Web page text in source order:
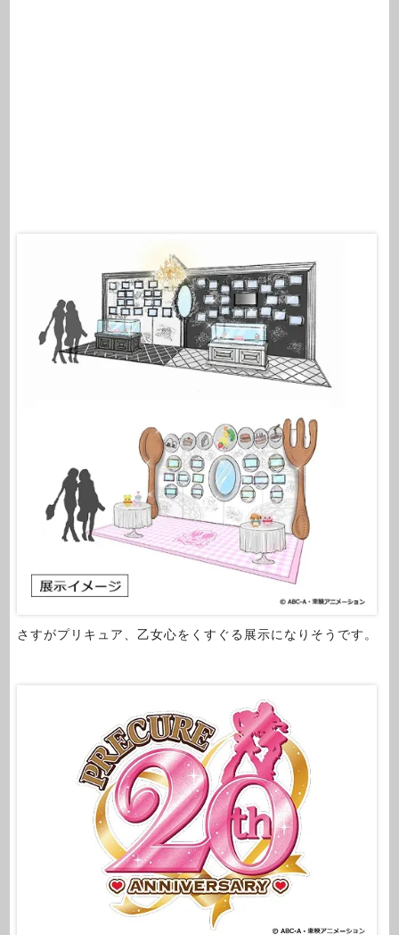
さすがプリキュア、乙女心をくすぐる展示になりそうです。